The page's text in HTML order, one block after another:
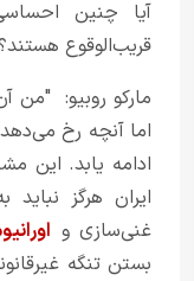
آیا چنین
قریب‌الوقوع هستند؟
مارکو روبیو: "من
اما آنچه رخ
ادامه یابد. این
ایران هرگز
غنی‌سازی و
بستن تنگه